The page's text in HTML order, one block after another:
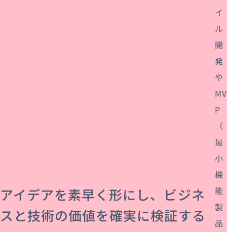
アイデアを素早く形にし、ビジネ
スと技術の価値を確実に検証する
イ
ル
開
発
や
MV
P
（
最
小
機
能
製
品